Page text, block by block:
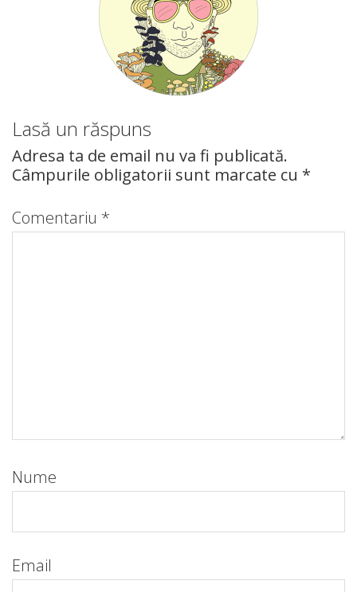
Lasă un răspuns
Adresa ta de email nu va fi publicată.
Câmpurile obligatorii sunt marcate cu *
Comentariu *
Nume
Email